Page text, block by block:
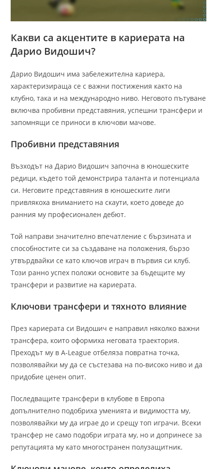
Какви са акцентите в кариерата на
Дарио Видошич?
Дарио Видошич има забележителна кариера,
характеризираща се с важни постижения както на
клубно, така и на международно ниво. Неговото пътуване
включва пробивни представяния, успешни трансфери и
запомнящи се приноси в ключови мачове.
Пробивни представяния
Възходът на Дарио Видошич започна в юношеските
редици, където той демонстрира таланта и потенциала
си. Неговите представяния в юношеските лиги
привлякоха вниманието на скаути, което доведе до
ранния му професионален дебют.
Той направи значително впечатление с бързината и
способностите си за създаване на положения, бързо
утвърдвайки се като ключов играч в първия си клуб.
Този ранно успех положи основите за бъдещите му
трансфери и развитие на кариерата.
Ключови трансфери и тяхното влияние
През кариерата си Видошич е направил няколко важни
трансфера, които оформиха неговата траектория.
Преходът му в A-League отбеляза повратна точка,
позволявайки му да се състезава на по-високо ниво и да
придобие ценен опит.
Последващите трансфери в клубове в Европа
допълнително подобриха уменията и видимостта му,
позволявайки му да играе до и срещу топ играчи. Всеки
трансфер не само подобри играта му, но и допринесе за
репутацията му като многостранен полузащитник.